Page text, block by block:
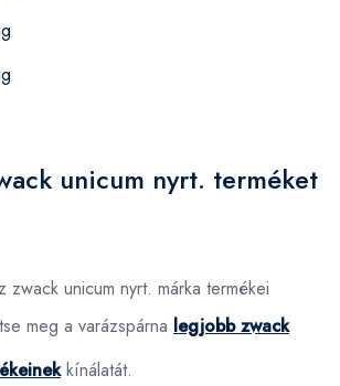
unicum nyrt. terméket
zwack unicum nyrt. márka termékei
meg a varázspárna legjobb zwack
kínálatát.